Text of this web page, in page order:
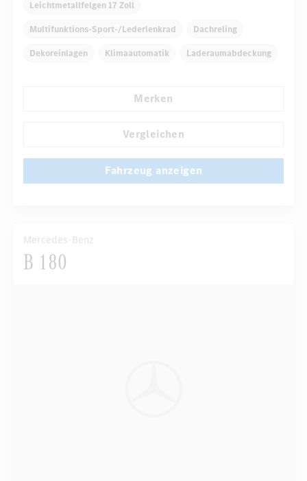
Leichtmetallfelgen 17 Zoll
Multifunktions-Sport-/Lederlenkrad Dachreling
Dekoreinlagen Klimaautomatik Laderaumabdeckung
Merken
Vergleichen
Fahrzeug anzeigen
Mercedes-Benz
B 180